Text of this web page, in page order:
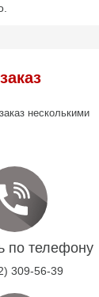
несколькими
по телефону
309-56-39